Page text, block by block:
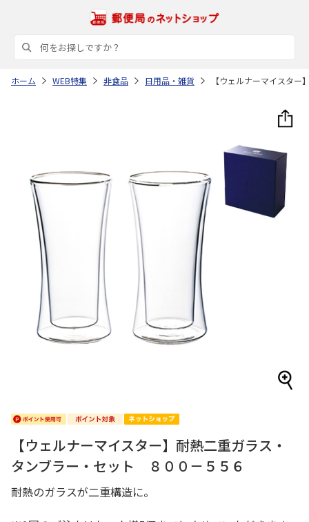
ホーム WEB特集 非食品 日用品・雑貨 【ウェルナーマイスタ
【ウェルナーマイスター】耐熱二重ガラス・
タンブラー・セット ８００－５５６
耐熱のガラスが二重構造に。